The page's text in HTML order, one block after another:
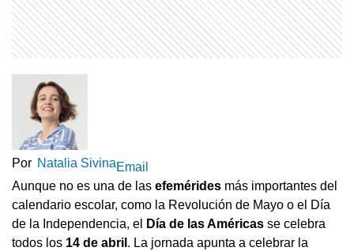
Por Natalia SivinaEmail
Aunque no es una de las efemérides más importantes del
calendario escolar, como la Revolución de Mayo o el Día
de la Independencia, el
Día de las Américas se celebra
todos los 14 de abril . La jornada apunta a celebrar la